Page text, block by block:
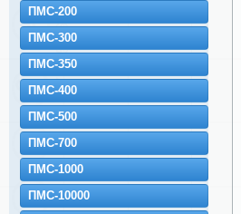
ПМС-200
ПМС-300
ПМС-350
ПМС-400
ПМС-500
ПМС-700
ПМС-1000
ПМС-10000